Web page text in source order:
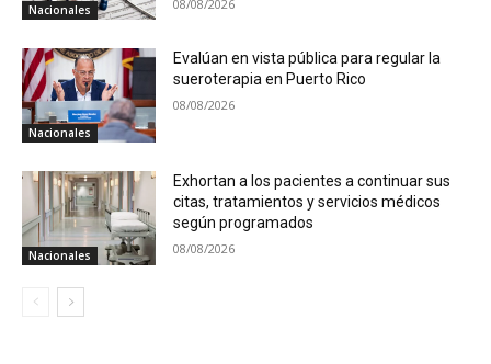
Nacionales 08/08/2026
Nacionales
Evalúan en vista pública para regular la
sueroterapia en Puerto Rico
08/08/2026
Nacionales
Exhortan a los pacientes a continuar sus
citas, tratamientos y servicios médicos
según programados
08/08/2026